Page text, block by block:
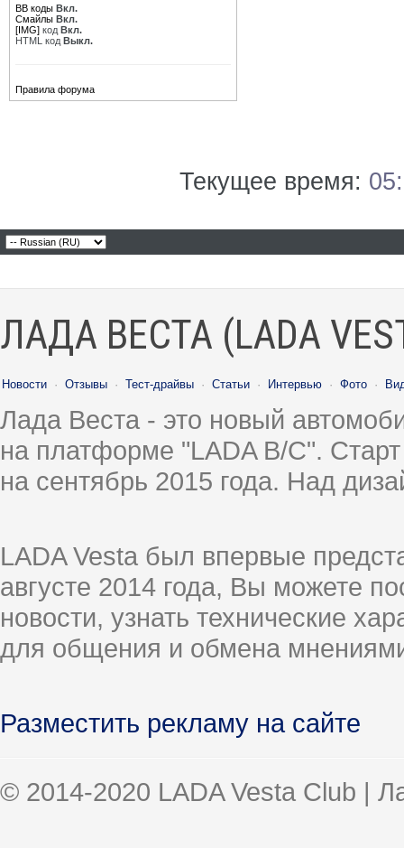
BB коды Вкл.
Смайлы Вкл.
[IMG] код Вкл.
HTML код Выкл.
Правила форума
Текущее время:
ЛАДА ВЕСТА (LADA
Новости · Отзывы · Тест-драйвы · Статьи · Интервью · Фото ·
Лада Веста - это новый
на платформе "LADA B/C".
на сентябрь 2015 года. Над
LADA Vesta был впервые
августе 2014 года, Вы можете
новости, узнать технические
для общения и обмена
Разместить рекламу на сайте
© 2014-2020 LADA Vesta Club |